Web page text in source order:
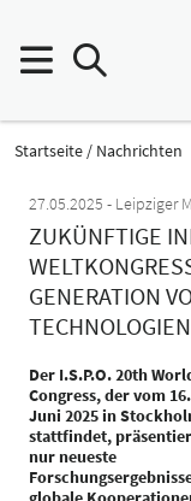
Startseite
Nachrichten
27.05.2025
Leipziger
ZUKÜNFTIGE
GENERATION
Der I.S.P.O. 20th
Congress, der vom
Juni 2025 in
stattfindet,
nur neueste